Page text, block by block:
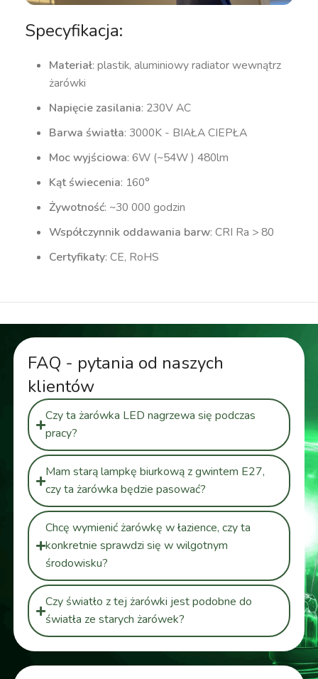
Specyfikacja:
Materiał: plastik, aluminiowy radiator wewnątrz
żarówki
Napięcie zasilania: 230V AC
Barwa światła: 3000K - BIAŁA CIEPŁA
Moc wyjściowa: 6W (~54W ) 480lm
Kąt świecenia: 160°
Żywotność: ~30 000 godzin
Współczynnik oddawania barw: CRI Ra > 80
Certyfikaty: CE, RoHS
FAQ - pytania od naszych
klientów
Czy ta żarówka LED nagrzewa się podczas
pracy?
Mam starą lampkę biurkową z gwintem E27,
czy ta żarówka będzie pasować?
Chcę wymienić żarówkę w łazience, czy ta
konkretnie sprawdzi się w wilgotnym
środowisku?
Czy światło z tej żarówki jest podobne do
światła ze starych żarówek?